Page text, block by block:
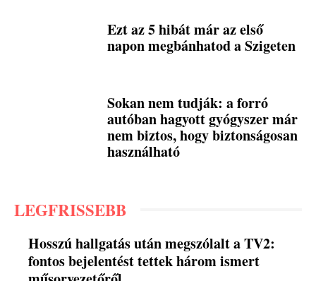
Ezt az 5 hibát már az első
napon megbánhatod a Szigeten
Sokan nem tudják: a forró
autóban hagyott gyógyszer már
nem biztos, hogy biztonságosan
használható
LEGFRISSEBB
Hosszú hallgatás után megszólalt a TV2:
fontos bejelentést tettek három ismert